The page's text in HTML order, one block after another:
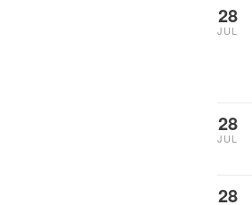
28
JUL
28
JUL
28